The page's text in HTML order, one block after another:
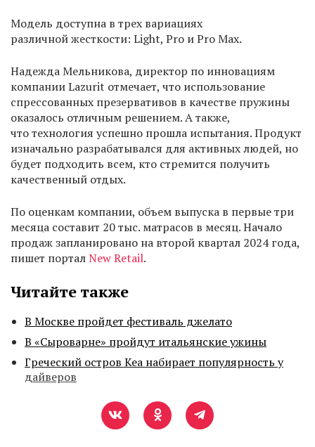
Модель доступна в трех вариациях
различной жесткости: Light, Pro и Pro Max.
Надежда Мельникова, директор по инновациям
компании Lazurit отмечает, что использование
спрессованных презервативов в качестве пружины
оказалось отличным решением. А также,
что технология успешно прошла испытания. Продукт
изначально разрабатывался для активных людей, но
будет подходить всем, кто стремится получить
качественный отдых.
По оценкам компании, объем выпуска в первые три
месяца составит 20 тыс. матрасов в месяц. Начало
продаж запланировано на второй квартал 2024 года,
пишет порталNew Retail.
Читайте также
В Москве пройдет фестиваль джелато
В «Сыроварне» пройдут итальянские ужины
Греческий остров Кеа набирает популярность у
дайверов